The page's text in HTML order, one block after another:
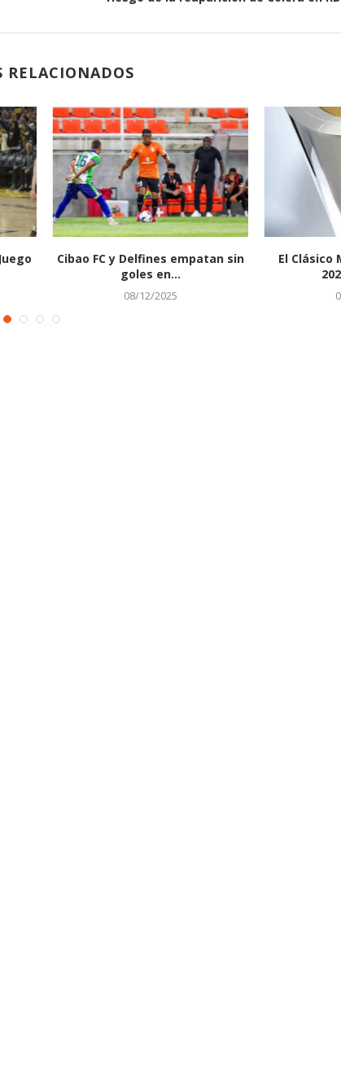
RELACIONADOS
de Béisbol
Reinas del Caribe chocarán
contra Japón en su...